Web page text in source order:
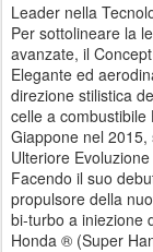
Leader nella
Per sottolineare la
avanzate, il
Elegante ed
direzione stilistica
celle a combustibile
Giappone nel
Ulteriore
Facendo il suo
propulsore della
bi-turbo a iniezione
Honda ® (Super